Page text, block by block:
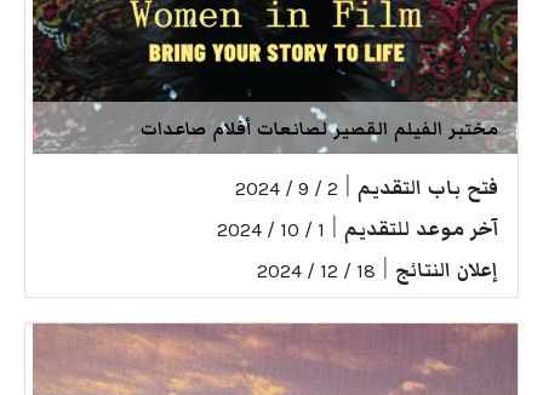
مختبر الفيلم القصير لصانعات أفلام صاعدات
فتح باب التقديم 2 / 9 / 2024
آخر موعد للتقديم 1 / 10 / 2024
إعلان النتائج 18 / 12 / 2024